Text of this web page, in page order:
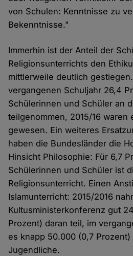
von Schulen: Kenntnisse zu
Bekenntnisse."
Immerhin ist der Anteil der
Religionsunterrichts den
mittlerweile deutlich
vergangenen Schuljahr 26,4
Schülerinnen und Schüler an
teilgenommen, 2015/16 waren
gewesen. Ein weiteres
haben die Bundesländer die
Hinsicht Philosophie: Für 6,7
Schülerinnen und Schüler ist
Religionsunterricht. Einen
Islamunterricht: 2015/2016
Kultusministerkonferenz gut
Prozent) daran teil, im
es knapp 50.000 (0,7 Prozent)
Jugendliche.